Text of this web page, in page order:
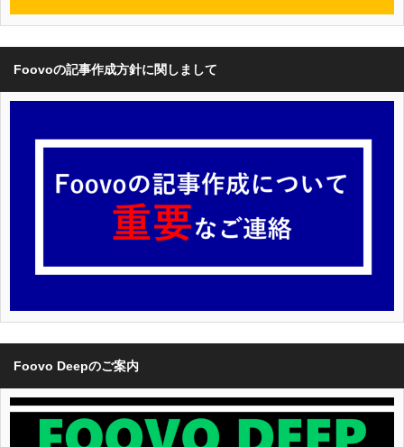
Foovoの記事作成方針に関しまして
Foovo Deepのご案内